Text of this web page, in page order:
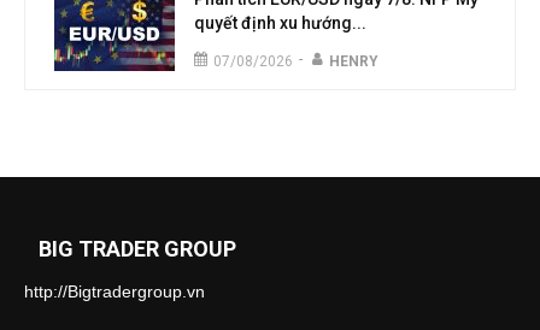
quyết định xu hướng...
07/08/2026 - HENRY
BIG TRADER GROUP
http://Bigtradergroup.vn